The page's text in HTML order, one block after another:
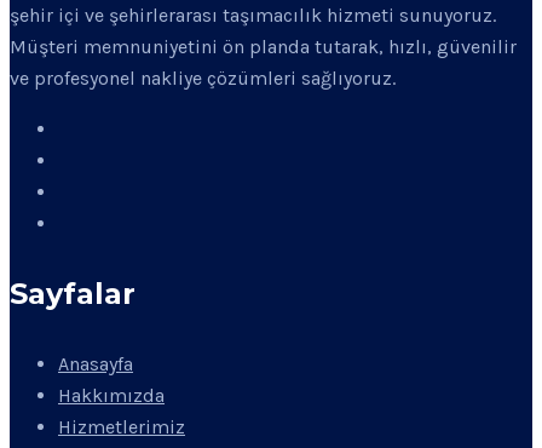
şehir içi ve şehirlerarası taşımacılık hizmeti sunuyoruz.
Müşteri memnuniyetini ön planda tutarak, hızlı, güvenilir
ve profesyonel nakliye çözümleri sağlıyoruz.
Sayfalar
Anasayfa
Hakkımızda
Hizmetlerimiz